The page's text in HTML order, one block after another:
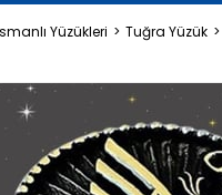
Yüzükleri Tuğra Yüzük